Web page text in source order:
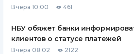
СТРАХОВАНИЮ
ВСЕ СТРАХОВЫЕ ПОЛИСЫ
Вчера 10:00 461
НБУ обяжет банки
клиентов о статусе платежей
Вчера 08:02 2122